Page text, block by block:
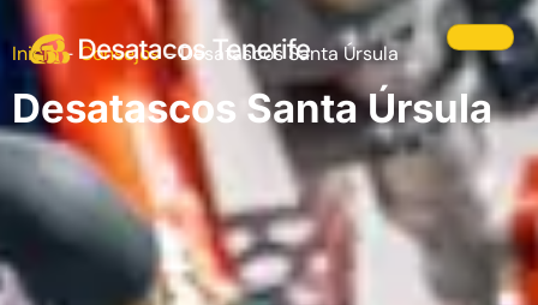
Inicio- Consejos-Desatascos Santa Úrsula
Desatascos Santa Úrsula